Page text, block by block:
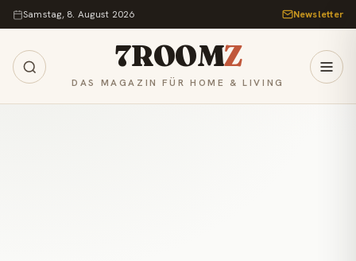
Zum Inhalt springen
Samstag, 8. August 2026 Newsletter
7ROOMZ
DAS MAGAZIN FÜR HOME & LIVING